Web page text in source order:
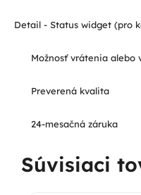
Detail - Status widget (pro
Možnosť vrátenia alebo
Preverená kvalita
24-mesačná záruka
Súvisiaci